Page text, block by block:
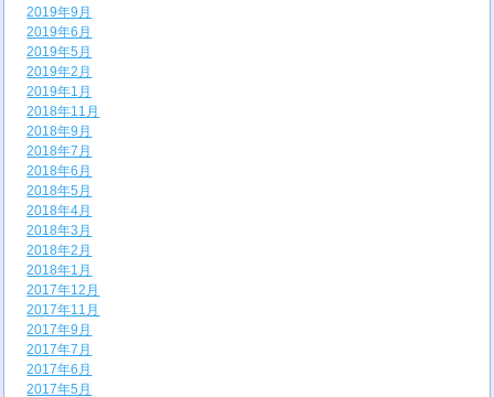
2019年9月
2019年6月
2019年5月
2019年2月
2019年1月
2018年11月
2018年9月
2018年7月
2018年6月
2018年5月
2018年4月
2018年3月
2018年2月
2018年1月
2017年12月
2017年11月
2017年9月
2017年7月
2017年6月
2017年5月